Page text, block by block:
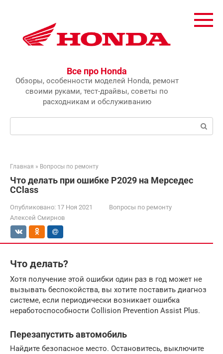
Все про Honda
Обзоры, особенности моделей Honda, ремонт
своими руками, тест-драйвы, советы по
расходникам и обслуживанию
Главная » Вопросы по ремонту
Что делать при ошибке P2029 на Мерседес
CClass
Опубликовано: 17 Ноя 2021
Вопросы по ремонту
Алексей Смирнов
Что делать?
Хотя получение этой ошибки один раз в год может не
вызывать беспокойства, вы хотите поставить диагноз
системе, если периодически возникает ошибка
неработоспособности Collision Prevention Assist Plus.
Перезапустить автомобиль
Найдите безопасное место. Остановитесь, выключите